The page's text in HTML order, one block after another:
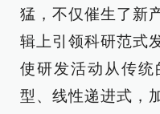
猛，不仅催生了新
辑上引领科研范式
使研发活动从传
型、线性递进式，